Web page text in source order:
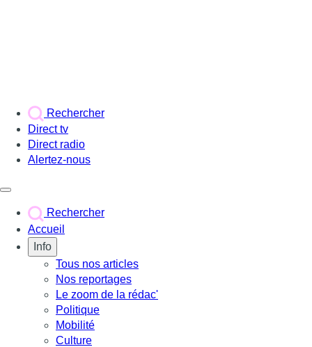
Rechercher
Direct tv
Direct radio
Alertez-nous
Rechercher
Accueil
Info
Tous nos articles
Nos reportages
Le zoom de la rédac'
Politique
Mobilité
Culture